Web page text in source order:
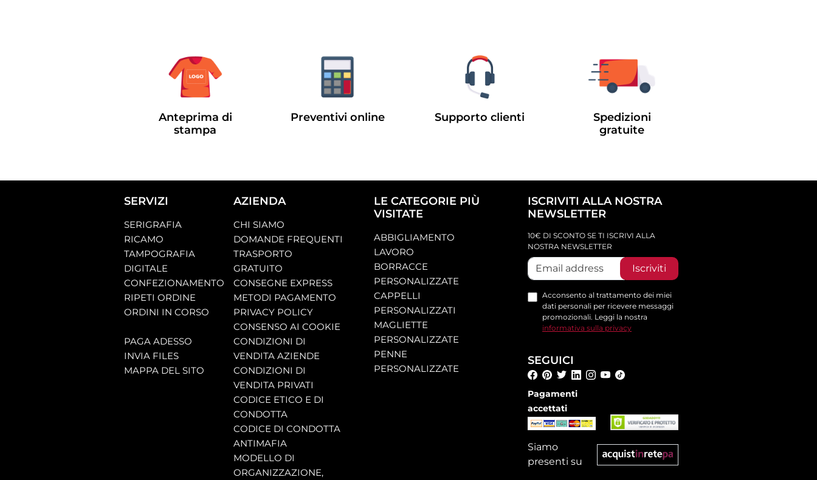
Anteprima di
stampa
Preventivi online Supporto clienti
Spedizioni
gratuite
SERVIZI
SERIGRAFIA
RICAMO
TAMPOGRAFIA
DIGITALE
CONFEZIONAMENTO
RIPETI ORDINE
ORDINI IN CORSO
PAGA ADESSO
INVIA FILES
MAPPA DEL SITO
AZIENDA
CHI SIAMO
DOMANDE FREQUENTI
TRASPORTO
GRATUITO
CONSEGNE EXPRESS
METODI PAGAMENTO
PRIVACY POLICY
CONSENSO AI COOKIE
CONDIZIONI DI
VENDITA AZIENDE
CONDIZIONI DI
VENDITA PRIVATI
CODICE ETICO E DI
CONDOTTA
CODICE DI CONDOTTA
ANTIMAFIA
MODELLO DI
ORGANIZZAZIONE,
LE CATEGORIE PIÙ
VISITATE
ABBIGLIAMENTO
LAVORO
BORRACCE
PERSONALIZZATE
CAPPELLI
PERSONALIZZATI
MAGLIETTE
PERSONALIZZATE
PENNE
PERSONALIZZATE
ISCRIVITI ALLA NOSTRA
NEWSLETTER
10€ DI SCONTO SE TI ISCRIVI ALLA
NOSTRA NEWSLETTER
Iscriviti
Acconsento al trattamento dei miei
dati personali per ricevere messaggi
promozionali. Leggi la nostra
informativa sulla privacy
SEGUICI
Pagamenti
accettati
Siamo
presenti su